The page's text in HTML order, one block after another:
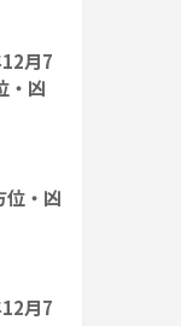
月7
・凶
・凶
月7